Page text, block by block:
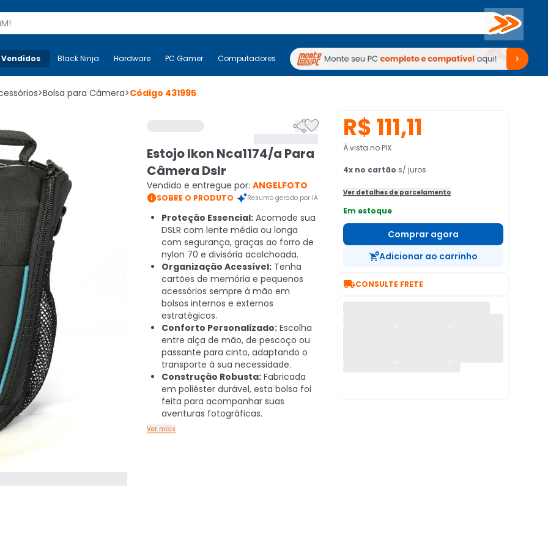
Buscar
Mais-v- Black Ninja Hardware PC Gamer Computadores Periféricos TV Venda no KaBuM!
Black Ninja Hardware PC Gamer Computadores Periféricos TV Venda no KaBuM!
>Bolsa para Câmera>Código 431995

Estojo Ikon Nca1174/a Para
Câmera Dslr
Vendido e entregue por: ANGELFOTO
SOBRE O PRODUTO Resumo gerado por IA
Proteção Essencial: Acomode sua
DSLR com lente média ou longa
com segurança, graças ao forro de
nylon 70 e divisória acolchoada.
Organização Acessível: Tenha
cartões de memória e pequenos
acessórios sempre à mão em
bolsos internos e externos
estratégicos.
Conforto Personalizado: Escolha
entre alça de mão, de pescoço ou
passante para cinto, adaptando o
transporte à sua necessidade.
Construção Robusta: Fabricada
em poliéster durável, esta bolsa foi
feita para acompanhar suas
aventuras fotográficas.
Ver mais
R$ 111,11
À vista no PIX
4x no cartão s/ juros
Ver detalhes de parcelamento
Em estoque
Comprar agora
Adicionar ao carrinho
CONSULTE FRETE